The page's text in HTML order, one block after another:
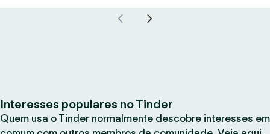
Interesses populares no Tinder
Quem usa o Tinder normalmente descobre interesses em